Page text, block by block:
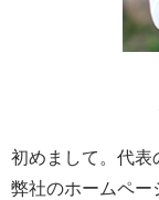
初めまして。代表
弊社のホームペー